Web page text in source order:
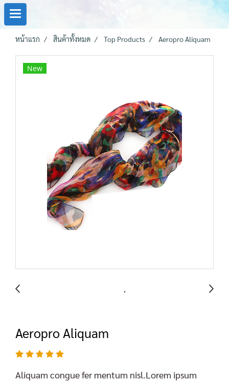
หน้าแรก สินค้าทั้งหมด Top Products Aeropro Aliquam
New
Aeropro Aliquam
Aliquam congue fer mentum nisl.Lorem ipsum